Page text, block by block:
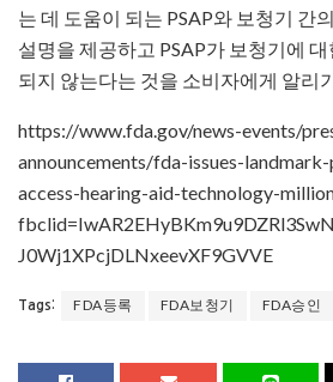
는 데 도움이 되는 PSAP와 보청기 간
설명을 제공하고 PSAP가 보청기에
되지 않는다는 것을 소비자에게 알리
https://www.fda.gov/news-events/
announcements/fda-issues-
access-hearing-aid-technology-
J0Wj1XPcjDLNxeevXF9GVVE
Tags: FDA등록 FDA보청기 FDA승인